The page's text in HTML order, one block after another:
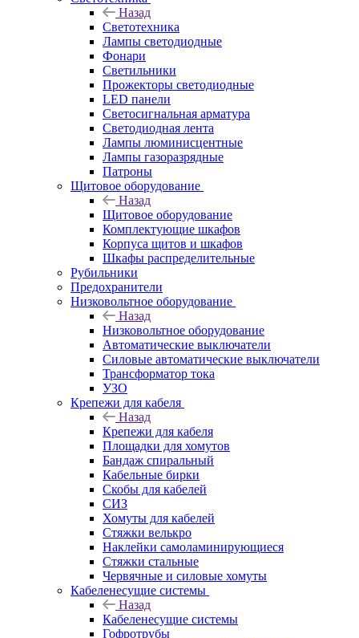
Назад
Светотехника
Лампы светодиодные
Фонари
Светильники
Прожекторы светодиодные
LED панели
Светосигнальная арматура
Светодиодная лента
Лампы люминисцентные
Лампы газоразрядные
Патроны
Щитовое оборудование
Назад
Щитовое оборудование
Комплектующие шкафов
Корпуса щитов и шкафов
Шкафы распределительные
Рубильники
Предохранители
Низковольтное оборудование
Назад
Низковольтное оборудование
Автоматические выключатели
Силовые автоматические выключатели
Трансформатор тока
УЗО
Крепежи для кабеля
Назад
Крепежи для кабеля
Площадки для хомутов
Бандаж спиральный
Кабельные бирки
Cкобы для кабелей
СИЗ
Хомуты для кабелей
Стяжки велькро
Наклейки самоламинирующиеся
Стяжки стальные
Червячные и силовые хомуты
Кабеленесущие системы
Назад
Кабеленесущие системы
Гофротрубы